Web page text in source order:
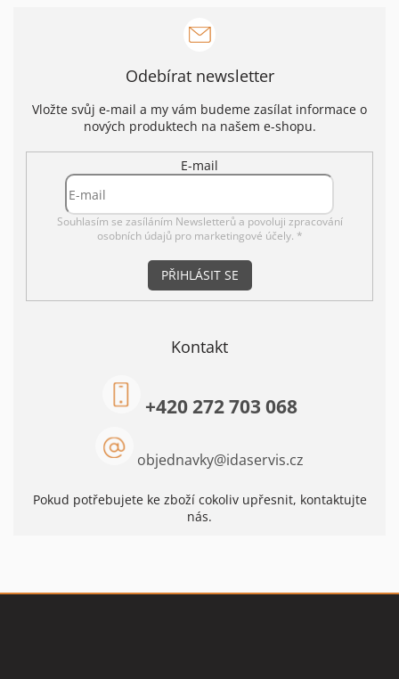
Odebírat newsletter
Vložte svůj e-mail a my vám budeme zasílat informace o
nových produktech na našem e-shopu.
E-mail
Souhlasím se zasíláním Newsletterů a povoluji zpracování
osobních údajů pro marketingové účely. *
PŘIHLÁSIT SE
Kontakt
objednavky@idaservis.cz
+420 272 703 068
Pokud potřebujete ke zboží cokoliv upřesnit, kontaktujte
nás.
Z